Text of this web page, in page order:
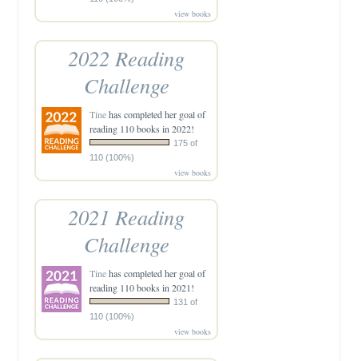
view books
2022 Reading
Challenge
Tinehas completed her goal of
reading 110 books in 2022!
175 of
110 (100%)
view books
2021 Reading
Challenge
Tinehas completed her goal of
reading 110 books in 2021!
131 of
110 (100%)
view books